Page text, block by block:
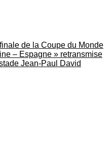
de la Coupe du Monde
– Espagne » retransmise
Jean-Paul David